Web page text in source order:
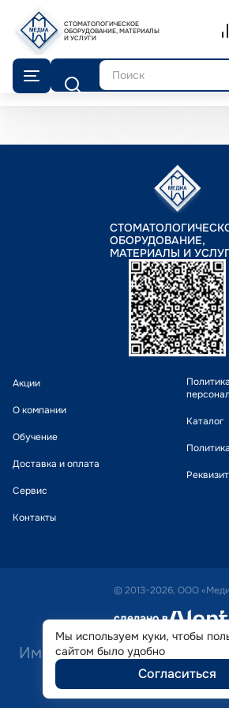
СТОМАТОЛОГИЧЕСКОЕ
ОБОРУДОВАНИЕ, МАТЕРИАЛЫ
И УСЛУГИ
Поиск
ОБОРУДОВАНИЕ,
МАТЕРИАЛЫ И
Акции
О компании
Обучение
Доставка и оплата
Сервис
Контакты
Каталог
© 2013-2026, ООО
сделано в alente
Имеются
консультация
Мы используем куки, чтобы
сайтом было удобно
Согласиться